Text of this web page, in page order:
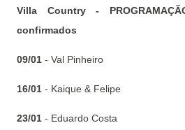
Villa Country -
confirmados
09/01 - Val Pinheiro
16/01 - Kaique & Felipe
23/01 - Eduardo Costa